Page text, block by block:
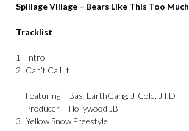
Spillage Village – Bears Like This Too Much
Tracklist
1 Intro
2 Can’t Call It
Featuring – Bas, EarthGang, J. Cole, J.I.D
Producer – Hollywood JB
3 Yellow Snow Freestyle